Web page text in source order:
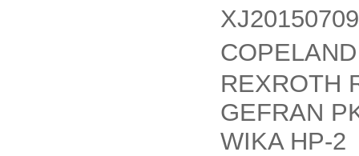
REXROTH
GEFRAN
WIKA HP-